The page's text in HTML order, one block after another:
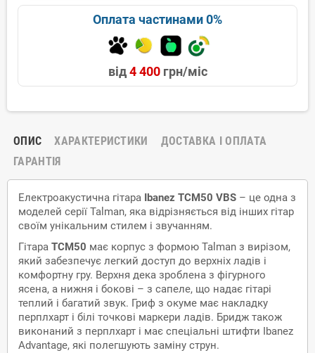
Оплата частинами 0%
від4 400грн/міс
ОПИС ХАРАКТЕРИСТИКИ
ДОСТАВКА І ОПЛАТА
ГАРАНТІЯ
Електроакустична гітара Ibanez TCM50 VBS – це одна з
моделей серії Talman, яка відрізняється від інших гітар
своїм унікальним стилем і звучанням.
Гітара TCM50 має корпус з формою Talman з вирізом,
який забезпечує легкий доступ до верхніх ладів і
комфортну гру. Верхня дека зроблена з фігурного
ясена, а нижня і бокові – з сапеле, що надає гітарі
теплий і багатий звук. Гриф з окуме має накладку
перплхарт і білі точкові маркери ладів. Бридж також
виконаний з перплхарт і має спеціальні штифти Ibanez
Advantage, які полегшують заміну струн.